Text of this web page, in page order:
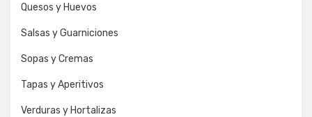
Quesos y Huevos
Salsas y Guarniciones
Sopas y Cremas
Tapas y Aperitivos
Verduras y Hortalizas